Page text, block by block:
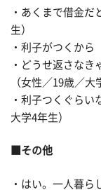
・あくまで借金だ
生）
・利子がつくから
・どうせ返さなき
（女性／19歳／大
・利子つくぐらい
大学4年生）
■その他
・はい。一人暮ら